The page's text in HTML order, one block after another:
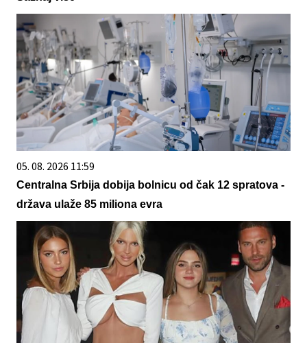
05. 08. 2026 11:59
Centralna Srbija dobija bolnicu od čak 12 spratova -
država ulaže 85 miliona evra